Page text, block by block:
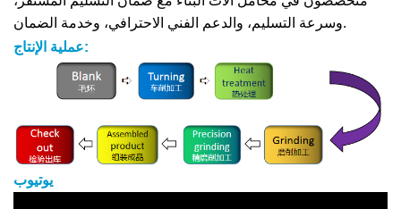
وسرعة التسليم، والدعم الفني الاحترافي، وخدمة الضمان.
عملية الإنتاج:
يوتيوب